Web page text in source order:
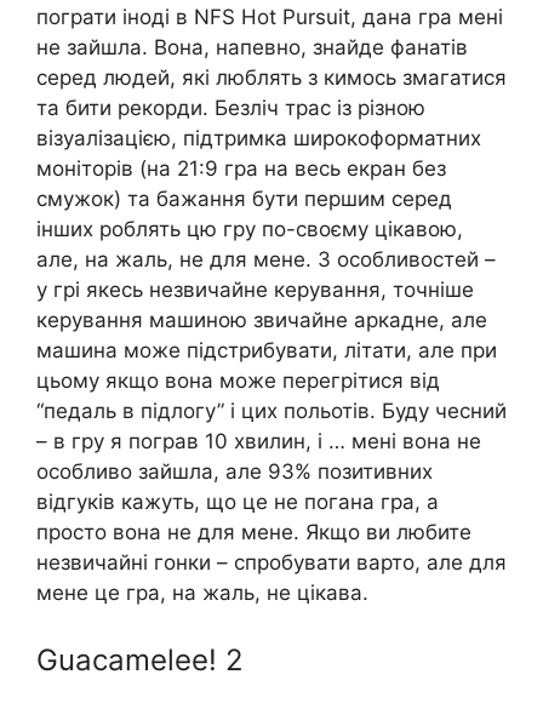
пограти іноді в NFS Hot Pursuit, дана гра мені
не зайшла. Вона, напевно, знайде фанатів
серед людей, які люблять з кимось змагатися
та бити рекорди. Безліч трас із різною
візуалізацією, підтримка широкоформатних
моніторів (на 21:9 гра на весь екран без
смужок) та бажання бути першим серед
інших роблять цю гру по-своєму цікавою,
але, на жаль, не для мене. З особливостей –
у грі якесь незвичайне керування, точніше
керування машиною звичайне аркадне, але
машина може підстрибувати, літати, але при
цьому якщо вона може перегрітися від
“педаль в підлогу” і цих польотів. Буду чесний
– в гру я пограв 10 хвилин, і … мені вона не
особливо зайшла, але 93% позитивних
відгуків кажуть, що це не погана гра, а
просто вона не для мене. Якщо ви любите
незвичайні гонки – спробувати варто, але для
мене це гра, на жаль, не цікава.
Guacamelee! 2